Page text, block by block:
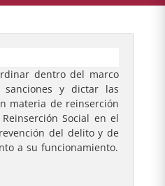
dentro del marco
y dictar las
materia de reinserción
Social en el
del delito y de
a su funcionamiento.